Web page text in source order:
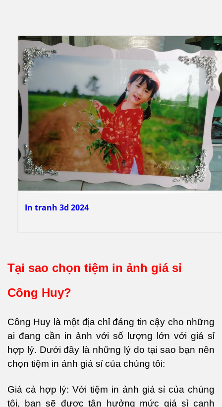
In tranh 3d 2024
Tại sao chọn tiệm in ảnh giá sỉ
Công Huy?
Công Huy là một địa chỉ đáng tin cậy cho những
ai đang cần in ảnh với số lượng lớn với giá sỉ
hợp lý. Dưới đây là những lý do tại sao bạn nên
chọn tiệm in ảnh giá sỉ của chúng tôi:
Giá cả hợp lý: Với tiệm in ảnh giá sỉ của chúng
tôi, bạn sẽ được tận hưởng mức giá sỉ cạnh